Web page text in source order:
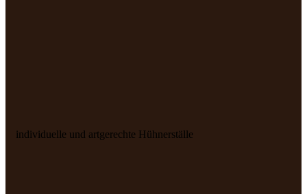
individuelle und artgerechte Hühnerställe